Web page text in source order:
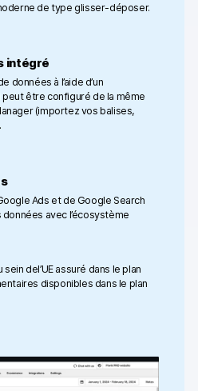
de type glisser-déposer.
intégré
données à l’aide d’un
être configuré de la même
(importez vos balises,
Ads et de Google Search
avec l’écosystème
del’UE assuré dans le plan
disponibles dans le plan